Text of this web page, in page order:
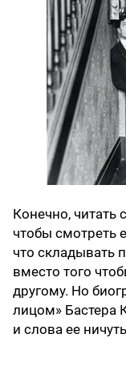
Конечно, читать
чтобы смотреть
что складывать
вместо того
другому. Но
лицом» Бастера
и слова ее